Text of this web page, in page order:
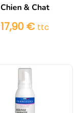
Chien & Chat
17,90 € ttc